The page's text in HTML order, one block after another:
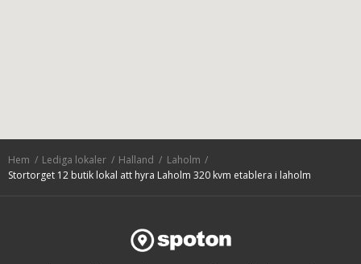
Hem Lediga lokaler Halland
Laholm
Stortorget 12 butik lokal att hyra Laholm 320 kvm etablera i laholm